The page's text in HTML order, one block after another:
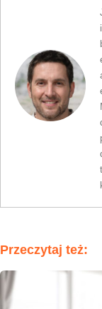
Przeczytaj też: